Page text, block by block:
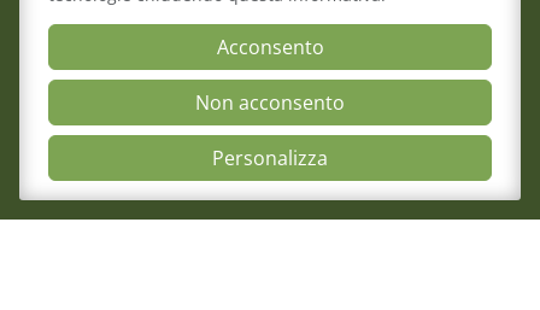
Open
Osservatori
Richiesta pareri di congruità
Verbali del Consiglio
Aree
Acconsento
Non acconsento
Personalizza